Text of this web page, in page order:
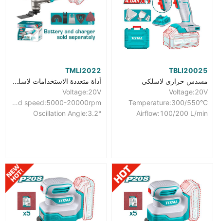
TBLI20025
مسدس حراري لاسلكي
Voltage:20V
Temperature:300/550°C
Airflow:100/200 L/min
TMLI2022
أداة متعددة الاستخدامات لاسلكية
Voltage:20V
No-load speed:5000-20000rpm
Oscillation Angle:3.2°